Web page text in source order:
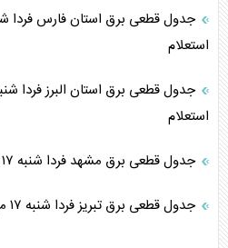
استعلام
استعلام
جدول قطعی برق مشهد فردا شنبه ۱۷ مرداد ۱۴۰۵ + نحوه استعلام
جدول قطعی برق تبریز فردا شنبه ۱۷ مرداد ۱۴۰۵ + نحوه استعلام